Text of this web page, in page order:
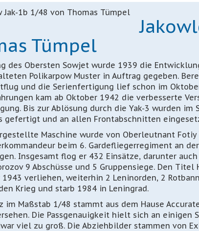
Tümpel
des Obersten Sowjet wurde 1939 die
Polikarpow Muster in Auftrag gegeben.
und die Serienfertigung lief schon im
kam ab Oktober 1942 die verbesserte
Bis zur Ablösung durch die Yak-3 wurden im
gefertigt und an allen Frontabschnitten
Maschine wurde von Oberleutnant
beim 6. Gardefliegerregiment an
Insgesamt flog er 432 Einsätze, darunter
9 Abschüsse und 5 Gruppensiege. Den
1943 verliehen, weiterhin 2 Leninorden, 2
Krieg und starb 1984 in Leningrad.
im Maßstab 1/48 stammt aus dem Hause
Die Passgenauigkeit hielt sich an
viel zu groß. Die Abziehbilder stammen von